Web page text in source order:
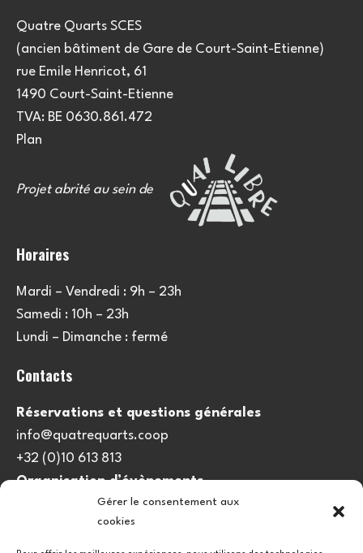
Gérer le consentement aux
cookies
Quatre Quarts SCES
(ancien bâtiment de Gare de Court-Saint-Etienne)
rue Emile Henricot, 61
1490 Court-Saint-Etienne
TVA: BE 0630.861.472
Plan
Projet abrité au sein de
Horaires
Mardi – Vendredi : 9h – 23h
Samedi : 10h – 23h
Lundi – Dimanche : fermé
Contacts
Réservations et questions générales
info@quatrequarts.coop
+32 (0)10 613 813
Organisation d’évènements
viedulieu@quatrequarts.coop